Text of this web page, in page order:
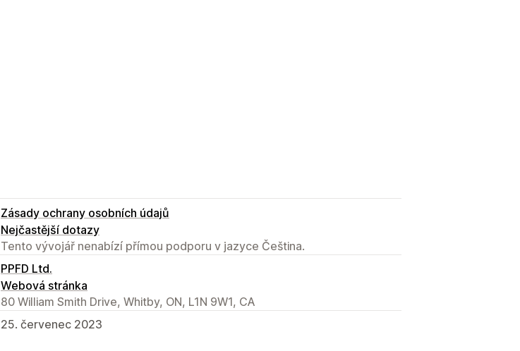
Zásady ochrany osobních údajů
Nejčastější dotazy
Tento vývojář nenabízí přímou podporu v jazyce Čeština.
PPFD Ltd.
Webová stránka
80 William Smith Drive, Whitby, ON, L1N 9W1, CA
25. červenec 2023